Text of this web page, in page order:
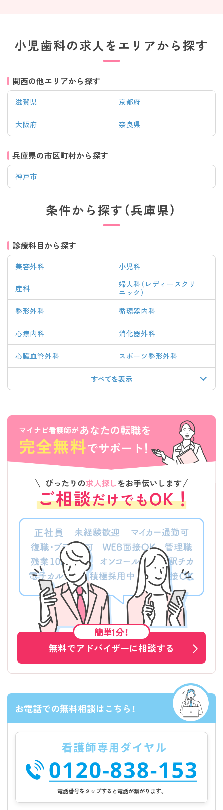
小児歯科の求人をエリアから探す
関西の他エリアから探す
滋賀県 京都府
大阪府 奈良県
兵庫県の市区町村から探す
神戸市
条件から探す（兵庫県）
診療科目から探す
美容外科 小児科
産科
婦人科（レディースクリ
ニック）
整形外科
循環器内科
心療内科 消化器外科
心臓血管外科 スポーツ整形外科
すべてを表示
簡単1分！
無料でアドバイザーに相談する
お電話での無料相談はこちら！
電話番号をタップすると電話が繋がります。